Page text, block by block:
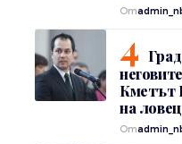
От
Кметът
на
От